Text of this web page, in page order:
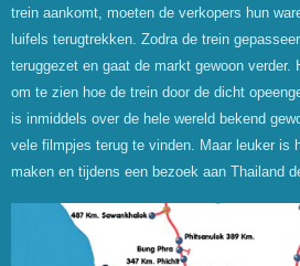
trein aankomt, moeten de verkopers hun
luifels terugtrekken. Zodra de trein
teruggezet en gaat de markt gewoon verder.
om te zien hoe de trein door de dicht
is inmiddels over de hele wereld bekend
vele filmpjes terug te vinden. Maar leuker is
maken en tijdens een bezoek aan Thailand